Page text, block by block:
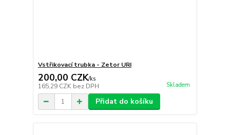
Vstřikovací trubka - Zetor URI
200,00 CZK/ks
165,29 CZK bez DPH Skladem
Přidat do košíku